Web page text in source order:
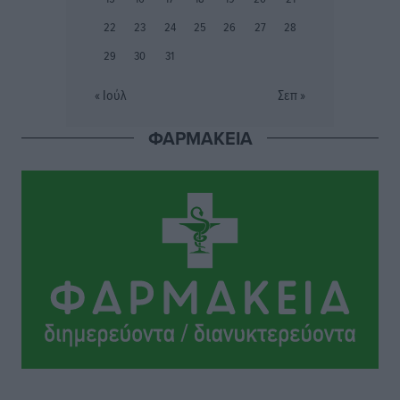
Εθνικός Αρχίπολης: Μεγάλο βήμα προόδου η ίδρυση
πριν 12 ώρες
ΠΑΜΕ ΣΤΟΙΧΗΜΑ: Περισσότερα από 95 εκατομμύρια
ευρώ σε κέρδη μοίρασε τον Ιούλιο
Αθλητικά• πριν 12 ώρες
Ολοκλήρωση του έργου αναβάθμισης των
22
23 24 25 26 27
28
29
30 31
« Ιούλ Σεπ »
ΦΑΡΜΑΚΕΙΑ